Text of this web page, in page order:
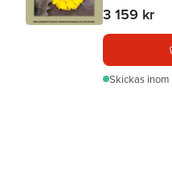
3 159 kr
Skickas